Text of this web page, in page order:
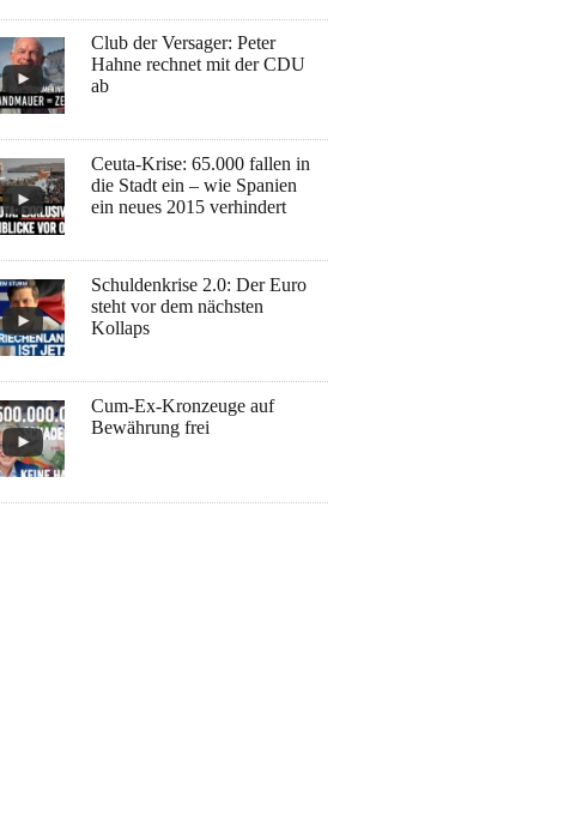
Club der Versager: Peter
Hahne rechnet mit der CDU
ab
Ceuta-Krise: 65.000 fallen in
die Stadt ein – wie Spanien
ein neues 2015 verhindert
Schuldenkrise 2.0: Der Euro
steht vor dem nächsten
Kollaps
Cum-Ex-Kronzeuge auf
Bewährung frei